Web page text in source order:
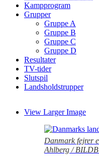
Kampprogram
Grupper
Gruppe A
Gruppe B
Gruppe C
Gruppe D
Resultater
TV-tider
Slutspil
Landsholdstrupper
View Larger Image
Danmark fejrer
Ahlberg /